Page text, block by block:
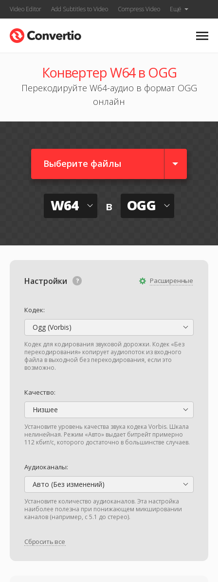
Video Editor Add Subtitles to Video Compress Video Ещё
Конвертер W64 в OGG
Перекодируйте W64-аудио в формат OGG
онлайн
Выберите файлы
W64 в OGG
Расширенные
Настройки
Кодек:
Ogg (Vorbis)
Кодек для кодирования звуковой дорожки. Кодек «Без
перекодирования» копирует аудиопоток из входного
файла в выходной без перекодирования, если это
возможно.
Качество:
Низшее
Установите уровень качества звука кодека Vorbis. Шкала
нелинейная. Режим «Авто» выдает битрейт примерно
112 кбит/с, которого достаточно в большинстве случаев.
Аудиоканалы:
Авто (Без изменений)
Установите количество аудиоканалов. Эта настройка
наиболее полезна при понижающем микшировании
каналов (например, с 5.1 до стерео).
Сбросить все